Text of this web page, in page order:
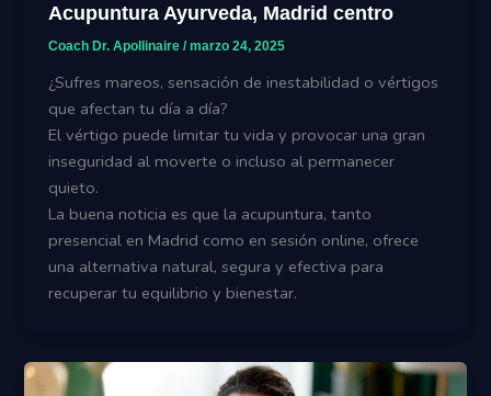
Acupuntura Ayurveda, Madrid centro
Coach Dr. Apollinaire/marzo 24, 2025
¿Sufres mareos, sensación de inestabilidad o vértigos
que afectan tu día a día?
El vértigo puede limitar tu vida y provocar una gran
inseguridad al moverte o incluso al permanecer
quieto.
La buena noticia es que la acupuntura, tanto
presencial en Madrid como en sesión online, ofrece
una alternativa natural, segura y efectiva para
recuperar tu equilibrio y bienestar.